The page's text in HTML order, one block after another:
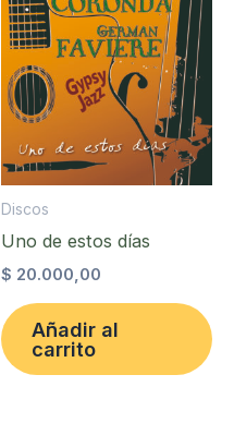
Discos
Uno de estos días
$ 20.000,00
Añadir al
carrito